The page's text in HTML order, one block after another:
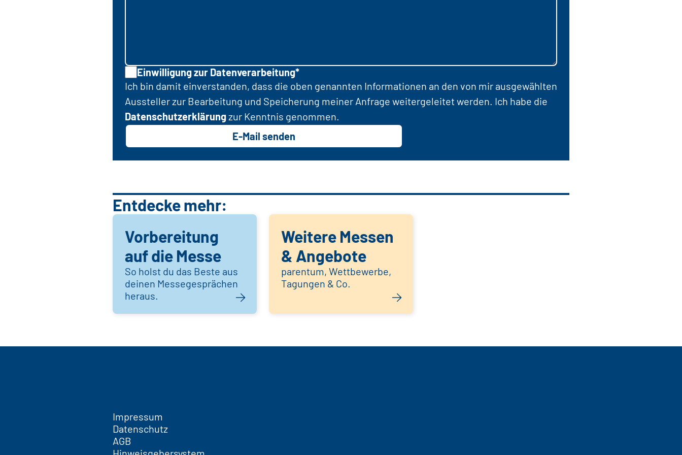
Einwilligung zur Datenverarbeitung*
Ich bin damit einverstanden, dass die oben genannten Informationen an den von mir ausgewählten
Aussteller zur Bearbeitung und Speicherung meiner Anfrage weitergeleitet werden. Ich habe die
Datenschutzerklärungzur Kenntnis genommen.
E-Mail senden
Entdecke mehr:
Vorbereitung
auf die Messe
So holst du das Beste aus
deinen Messegesprächen
heraus.
Weitere Messen
& Angebote
parentum, Wettbewerbe,
Tagungen & Co.
Impressum
Datenschutz
AGB